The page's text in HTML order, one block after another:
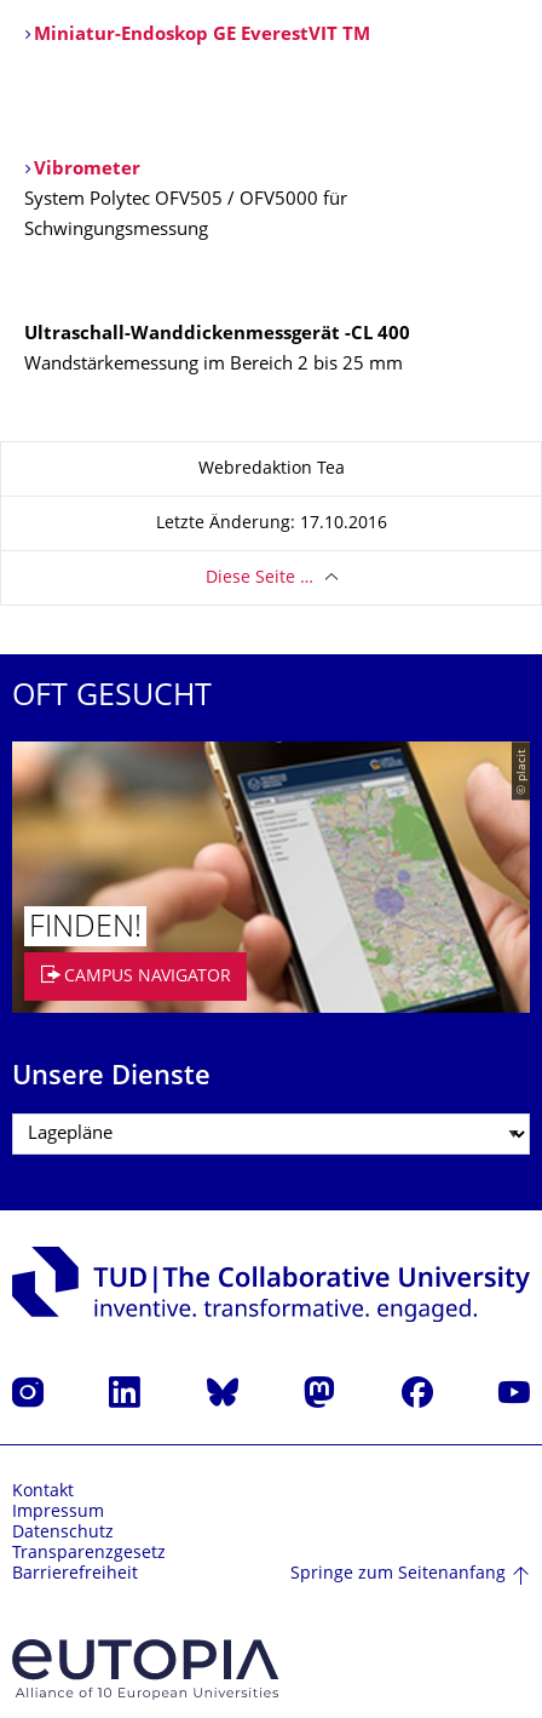
Miniatur-Endoskop GE EverestVIT TM
Vibrometer
System Polytec OFV505 / OFV5000 für
Schwingungsmessung
Ultraschall-Wanddickenmessgerät -CL 400
Wandstärkemessung im Bereich 2 bis 25 mm
Webredaktion Tea
Letzte Änderung: 17.10.2016
Diese Seite …
OFT GESUCHT
© placit
FINDEN!
CAMPUS NAVIGATOR
Unsere Dienste
Instagram LinkedIn Bluesky Mastodon Facebook
Kontakt
Impressum
Datenschutz
Transparenzgesetz
Barrierefreiheit
Springe zum Seitenanfang